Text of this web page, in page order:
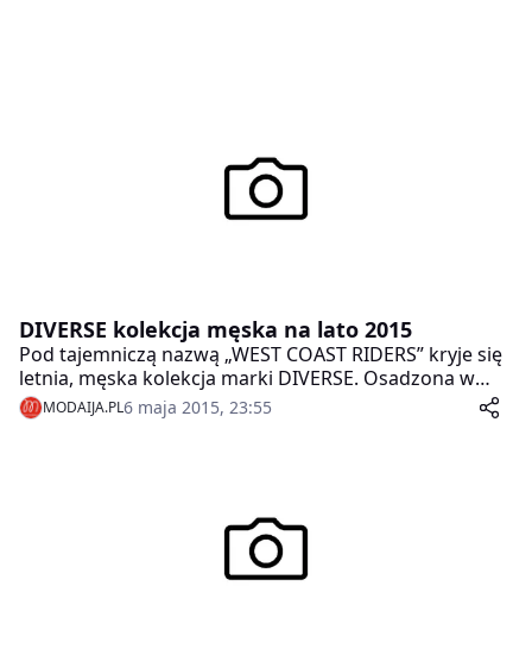
DIVERSE kolekcja męska na lato 2015
Pod tajemniczą nazwą „WEST COAST RIDERS” kryje się
letnia, męska kolekcja marki DIVERSE. Osadzona w
klimacie amerykańskich krajobrazów zachodniego
wybrzeża, przesiąka inspiracjami motorowego stylu
MODAIJA.PL6 maja 2015, 23:55